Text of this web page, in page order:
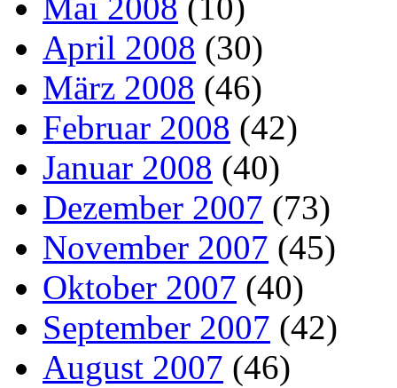
April 2008 (30)
März 2008 (46)
Februar 2008 (42)
Januar 2008 (40)
Dezember 2007 (73)
November 2007 (45)
Oktober 2007 (40)
September 2007 (42)
August 2007 (46)